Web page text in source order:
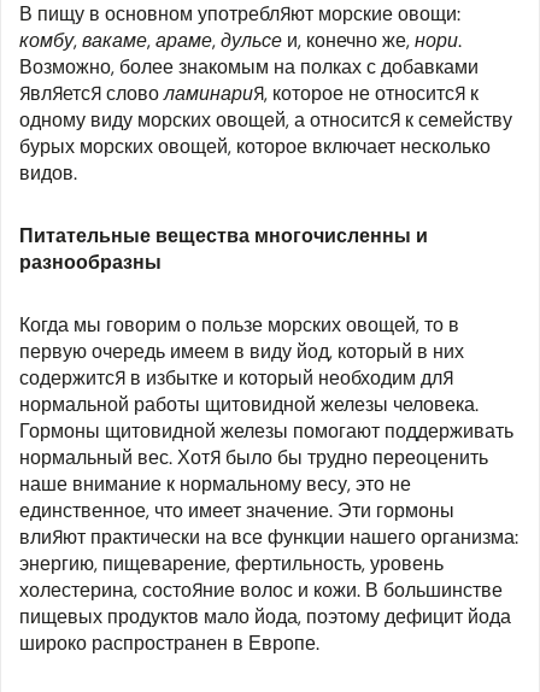
В пищу в основном употребляют морские овощи:
комбу, вакаме, араме, дульсе и, конечно же,нори.
Возможно, более знакомым на полках с добавками
является словоламинария, которое не относится к
одному виду морских овощей, а относится к семейству
бурых морских овощей, которое включает несколько
видов.
Питательные вещества многочисленны и
разнообразны
Когда мы говорим о пользе морских овощей, то в
первую очередь имеем в виду йод, который в них
содержится в избытке и который необходим для
нормальной работы щитовидной железы человека.
Гормоны щитовидной железы помогают поддерживать
нормальный вес. Хотя было бы трудно переоценить
наше внимание к нормальному весу, это не
единственное, что имеет значение. Эти гормоны
влияют практически на все функции нашего организма:
энергию, пищеварение, фертильность, уровень
холестерина, состояние волос и кожи. В большинстве
пищевых продуктов мало йода, поэтому дефицит йода
широко распространен в Европе.